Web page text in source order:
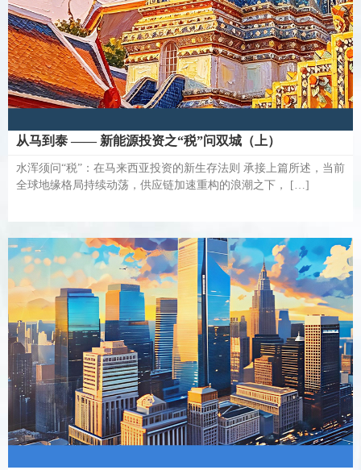
从马到泰 —— 新能源投资之“税”问双城（上）
水浑须问“税”：在马来西亚投资的新生存法则 承接上篇所述，当前
全球地缘格局持续动荡，供应链加速重构的浪潮之下， […]